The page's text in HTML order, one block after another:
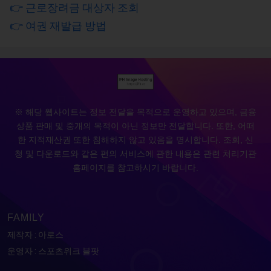
👉 근로장려금 대상자 조회
👉 여권 재발급 방법
※ 해당 웹사이트는 정보 전달을 목적으로 운영하고 있으며, 금융
상품 판매 및 중개의 목적이 아닌 정보만 전달합니다. 또한, 어떠
한 지적재산권 또한 침해하지 않고 있음을 명시합니다. 조회, 신
청 및 다운로드와 같은 편의 서비스에 관한 내용은 관련 처리기관
홈페이지를 참고하시기 바랍니다.
FAMILY
제작자 : 아로스
운영자 : 스포츠위크 블팟